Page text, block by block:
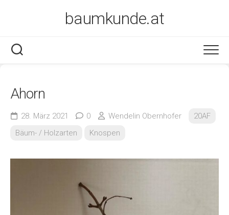
baumkunde.at
Ahorn
28. März 2021 0 Wendelin Obernhofer
20AF
Bäum- / Holzarten
Knospen